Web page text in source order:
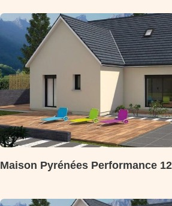
Maison Pyrénées Performance 12